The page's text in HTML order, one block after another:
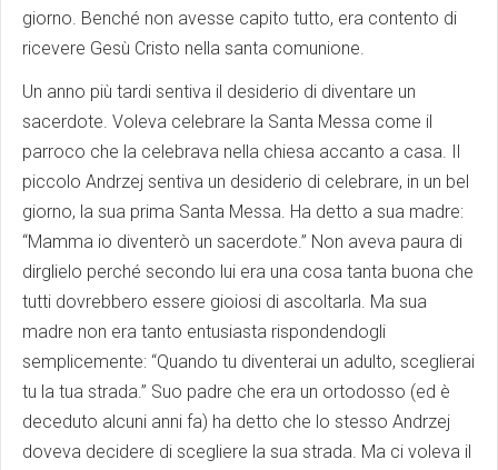
giorno. Benché non avesse capito tutto, era contento di
ricevere Gesù Cristo nella santa comunione.
Un anno più tardi sentiva il desiderio di diventare un
sacerdote. Voleva celebrare la Santa Messa come il
parroco che la celebrava nella chiesa accanto a casa. Il
piccolo Andrzej sentiva un desiderio di celebrare, in un bel
giorno, la sua prima Santa Messa. Ha detto a sua madre:
“Mamma io diventerò un sacerdote.” Non aveva paura di
dirglielo perché secondo lui era una cosa tanta buona che
tutti dovrebbero essere gioiosi di ascoltarla. Ma sua
madre non era tanto entusiasta rispondendogli
semplicemente: “Quando tu diventerai un adulto, sceglierai
tu la tua strada.” Suo padre che era un ortodosso (ed è
deceduto alcuni anni fa) ha detto che lo stesso Andrzej
doveva decidere di scegliere la sua strada. Ma ci voleva il